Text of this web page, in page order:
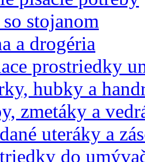
so stojanom
a drogéria
prostriedky
hubky a
zmetáky a
uteráky a
do